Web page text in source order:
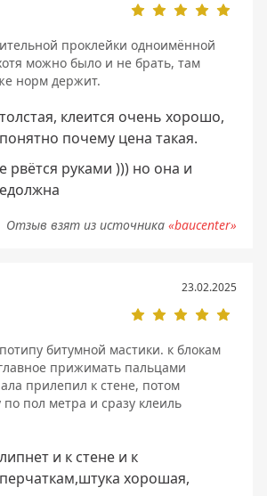
проклейки одноимённой
можно было и не брать, там
норм держит.
толстая, клеится очень хорошо,
понятно почему цена такая.
рвётся руками ))) но она и
Отзыв взят из источника «baucenter»
23.02.2025
битумной мастики. к блокам
прижимать пальцами
прилепил к стене, потом
пол метра и сразу клеиль
липнет и к стене и к
перчаткам,штука хорошая,